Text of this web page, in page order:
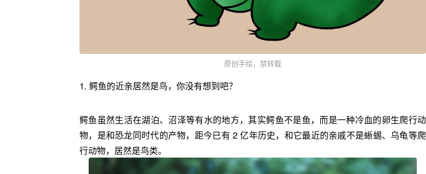
原创手绘，禁转载
1. ‬鳄鱼的近亲居然是鸟，你没有‬想到吧‬？
鳄鱼虽然生活在湖泊、沼泽等有水的地方，其实鳄鱼不是鱼，而是一种冷血的卵生爬行动
物，是和恐龙同时代的产物，距今已有 2 亿年历史，和它最近的亲戚不是蜥蜴、乌龟等爬
行动物，居然是鸟类。